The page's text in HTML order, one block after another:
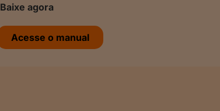
Baixe agora
Acesse o manual